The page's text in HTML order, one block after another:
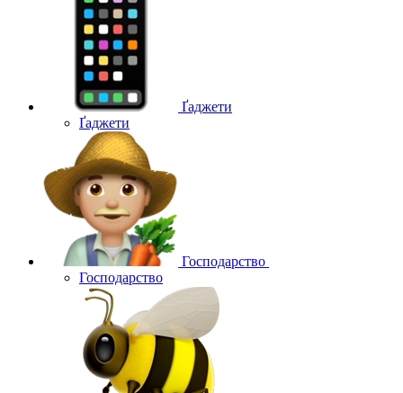
Ґаджети
Ґаджети
Господарство
Господарство